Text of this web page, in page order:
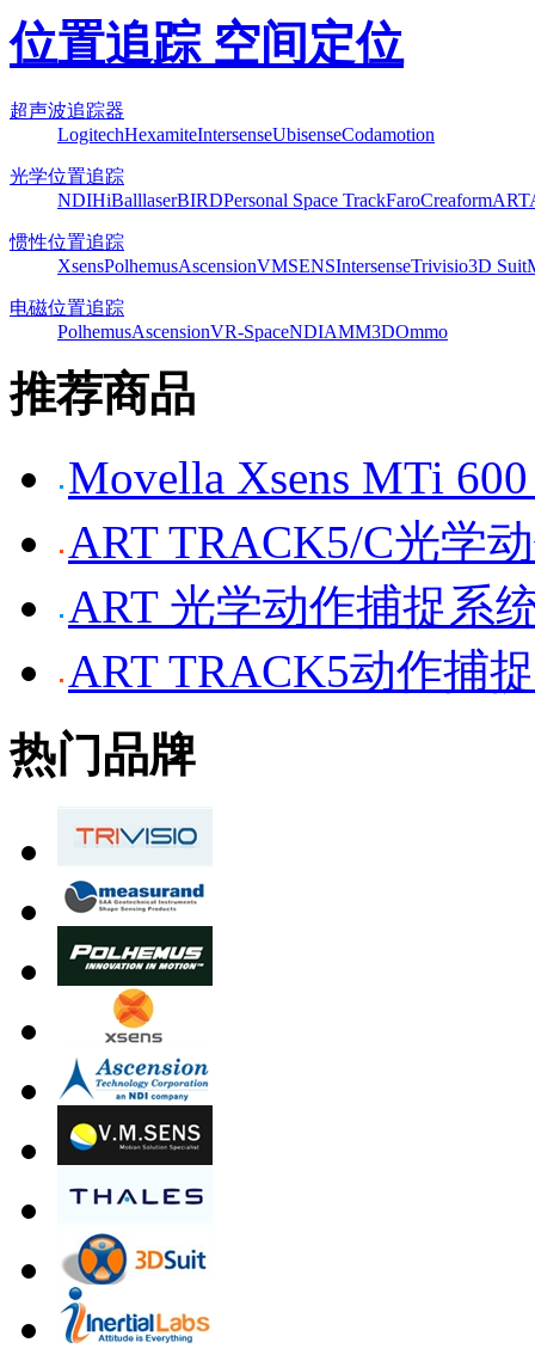
位置追踪 空间定位
超声波追踪器
LogitechHexamiteIntersenseUbisenseCodamotion
光学位置追踪
NDIHiBalllaserBIRDPersonal Space TrackFaroCreaformART
惯性位置追踪
XsensPolhemusAscensionVMSENSIntersenseTrivisio3D Suit
电磁位置追踪
PolhemusAscensionVR-SpaceNDIAMM3DOmmo
推荐商品
Movella Xsens MTi
ART TRACK5/C光学
ART 光学动作捕捉系
ART TRACK5动作捕
热门品牌